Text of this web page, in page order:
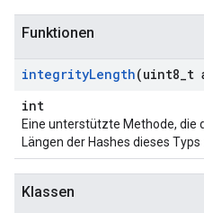
Funktionen
integrityLength(uint8 t
int
Eine unterstützte Methode, die
Längen der Hashes dieses Typs
Klassen